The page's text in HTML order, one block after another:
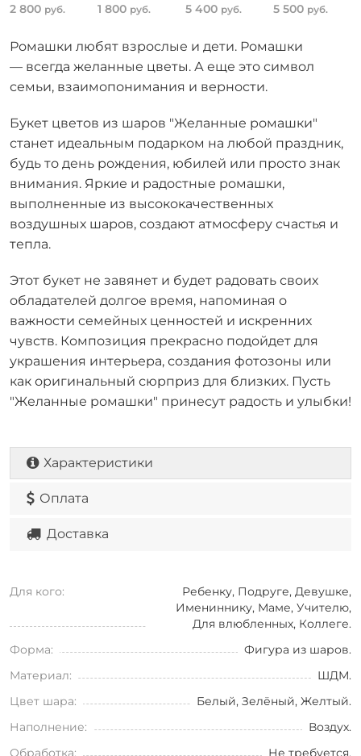
2 800 руб. 1 800 руб. 5 400 руб. 5 500 руб.
Ромашки любят взрослые и дети. Ромашки
— всегда желанные цветы. А еще это символ
семьи, взаимопонимания и верности.
Букет цветов из шаров "Желанные ромашки"
станет идеальным подарком на любой праздник,
будь то день рождения, юбилей или просто знак
внимания. Яркие и радостные ромашки,
выполненные из высококачественных
воздушных шаров, создают атмосферу счастья и
тепла.
Этот букет не завянет и будет радовать своих
обладателей долгое время, напоминая о
важности семейных ценностей и искренних
чувств. Композиция прекрасно подойдет для
украшения интерьера, создания фотозоны или
как оригинальный сюрприз для близких. Пусть
"Желанные ромашки" принесут радость и улыбки!
Характеристики
Оплата
Доставка
Для кого:
Ребенку, Подруге, Девушке,
Имениннику, Маме, Учителю,
Для влюбленных, Коллеге.
Форма:
Фигура из шаров.
Материал:
ШДМ.
Цвет шара:
Белый, Зелёный, Желтый.
Наполнение:
Воздух.
Обработка:
Не требуется.